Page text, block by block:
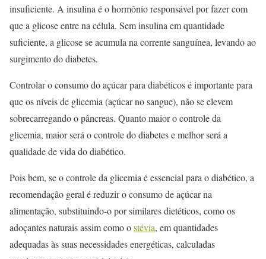
insuficiente. A insulina é o hormônio responsável por fazer com
que a glicose entre na célula. Sem insulina em quantidade
suficiente, a glicose se acumula na corrente sanguínea, levando ao
surgimento do diabetes.
Controlar o consumo do açúcar para diabéticos é importante para
que os níveis de glicemia (açúcar no sangue), não se elevem
sobrecarregando o pâncreas. Quanto maior o controle da
glicemia, maior será o controle do diabetes e melhor será a
qualidade de vida do diabético.
Pois bem, se o controle da glicemia é essencial para o diabético, a
recomendação geral é reduzir o consumo de açúcar na
alimentação, substituindo-o por similares dietéticos, como os
adoçantes naturais assim como ostévia, em quantidades
adequadas às suas necessidades energéticas, calculadas